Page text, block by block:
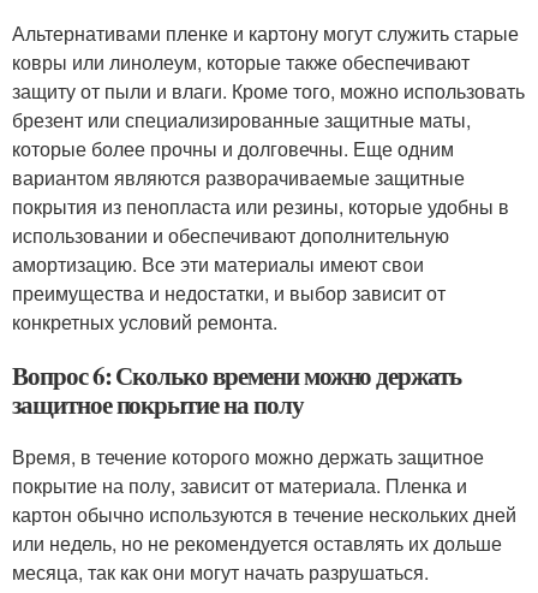
Альтернативами пленке и картону могут служить старые
ковры или линолеум, которые также обеспечивают
защиту от пыли и влаги. Кроме того, можно использовать
брезент или специализированные защитные маты,
которые более прочны и долговечны. Еще одним
вариантом являются разворачиваемые защитные
покрытия из пенопласта или резины, которые удобны в
использовании и обеспечивают дополнительную
амортизацию. Все эти материалы имеют свои
преимущества и недостатки, и выбор зависит от
конкретных условий ремонта.
Вопрос 6: Сколько времени можно держать
защитное покрытие на полу
Время, в течение которого можно держать защитное
покрытие на полу, зависит от материала. Пленка и
картон обычно используются в течение нескольких дней
или недель, но не рекомендуется оставлять их дольше
месяца, так как они могут начать разрушаться.